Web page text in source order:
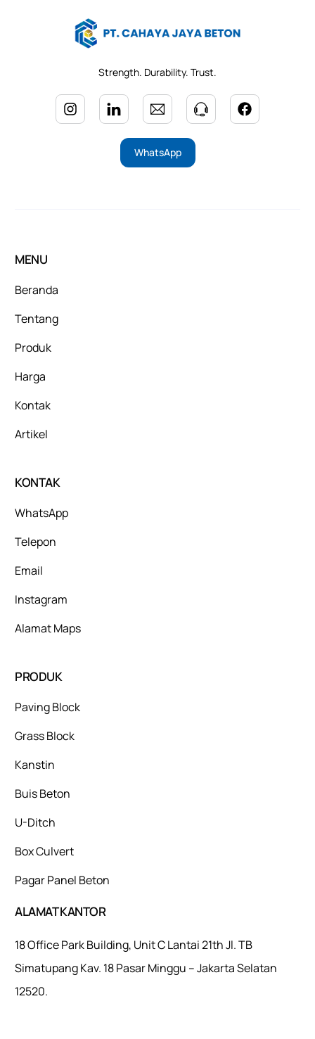
Strength. Durability. Trust.
WhatsApp
MENU
Beranda
Tentang
Produk
Harga
Kontak
Artikel
KONTAK
WhatsApp
Telepon
Email
Instagram
Alamat Maps
PRODUK
Paving Block
Grass Block
Kanstin
Buis Beton
U-Ditch
Box Culvert
Pagar Panel Beton
ALAMAT KANTOR
18 Office Park Building, Unit C Lantai 21th Jl. TB
Simatupang Kav. 18 Pasar Minggu – Jakarta Selatan
12520.